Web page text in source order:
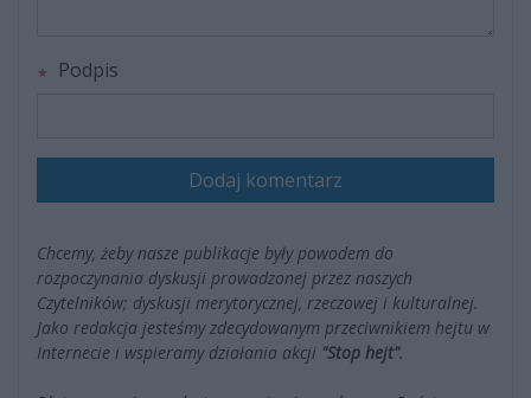
Podpis
Dodaj komentarz
Chcemy, żeby nasze publikacje były powodem do
rozpoczynania dyskusji prowadzonej przez naszych
Czytelników; dyskusji merytorycznej, rzeczowej i kulturalnej.
Jako redakcja jesteśmy zdecydowanym przeciwnikiem hejtu w
Internecie i wspieramy działania akcji "Stop hejt".